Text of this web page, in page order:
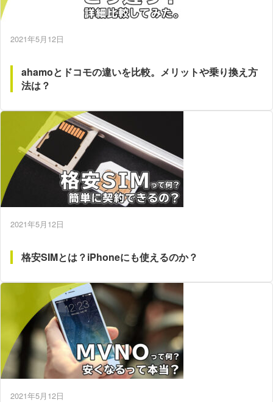
2021年5月12日
ahamoとドコモの違いを比較。メリットや乗り換え方
法は？
2021年5月12日
格安SIMとは？iPhoneにも使えるのか？
2021年5月12日